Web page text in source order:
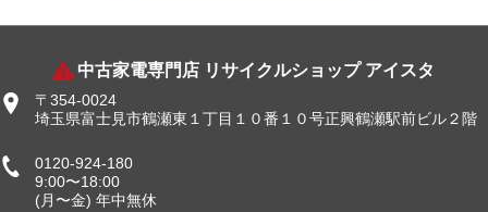
中古家電専門店 リサイクルショップ アイスタ
〒354-0024
埼玉県富士見市鶴瀬東１丁目１０番１０号正興鶴瀬駅前ビル２階
0120-924-180
9:00〜18:00
(月〜金) 年中無休